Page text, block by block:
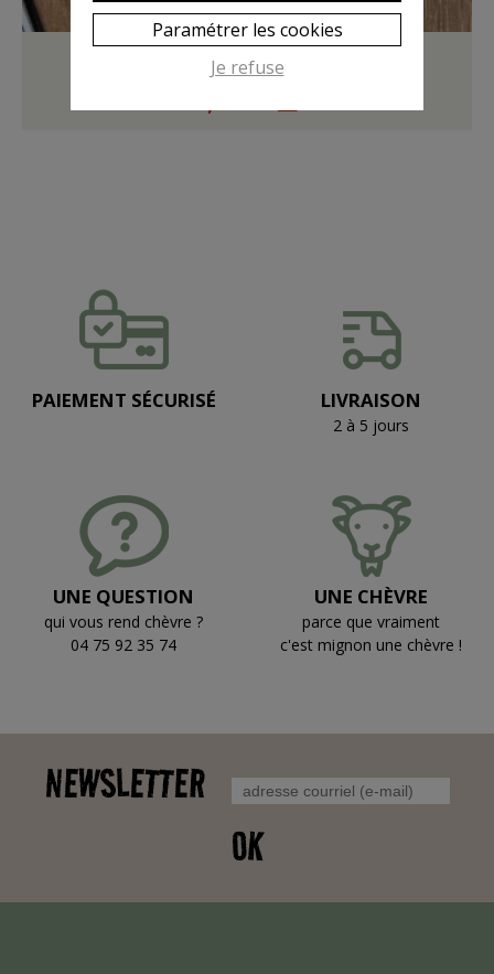
PORTE-CLE Saint Remèze
PAIEMENT SÉCURISÉ LIVRAISON
2 à 5 jours
UNE QUESTION
qui vous rend chèvre ?
04 75 92 35 74
UNE CHÈVRE
parce que vraiment
c'est mignon une chèvre !
NEWSLETTER
OK
Paramétrer les cookies
Je refuse